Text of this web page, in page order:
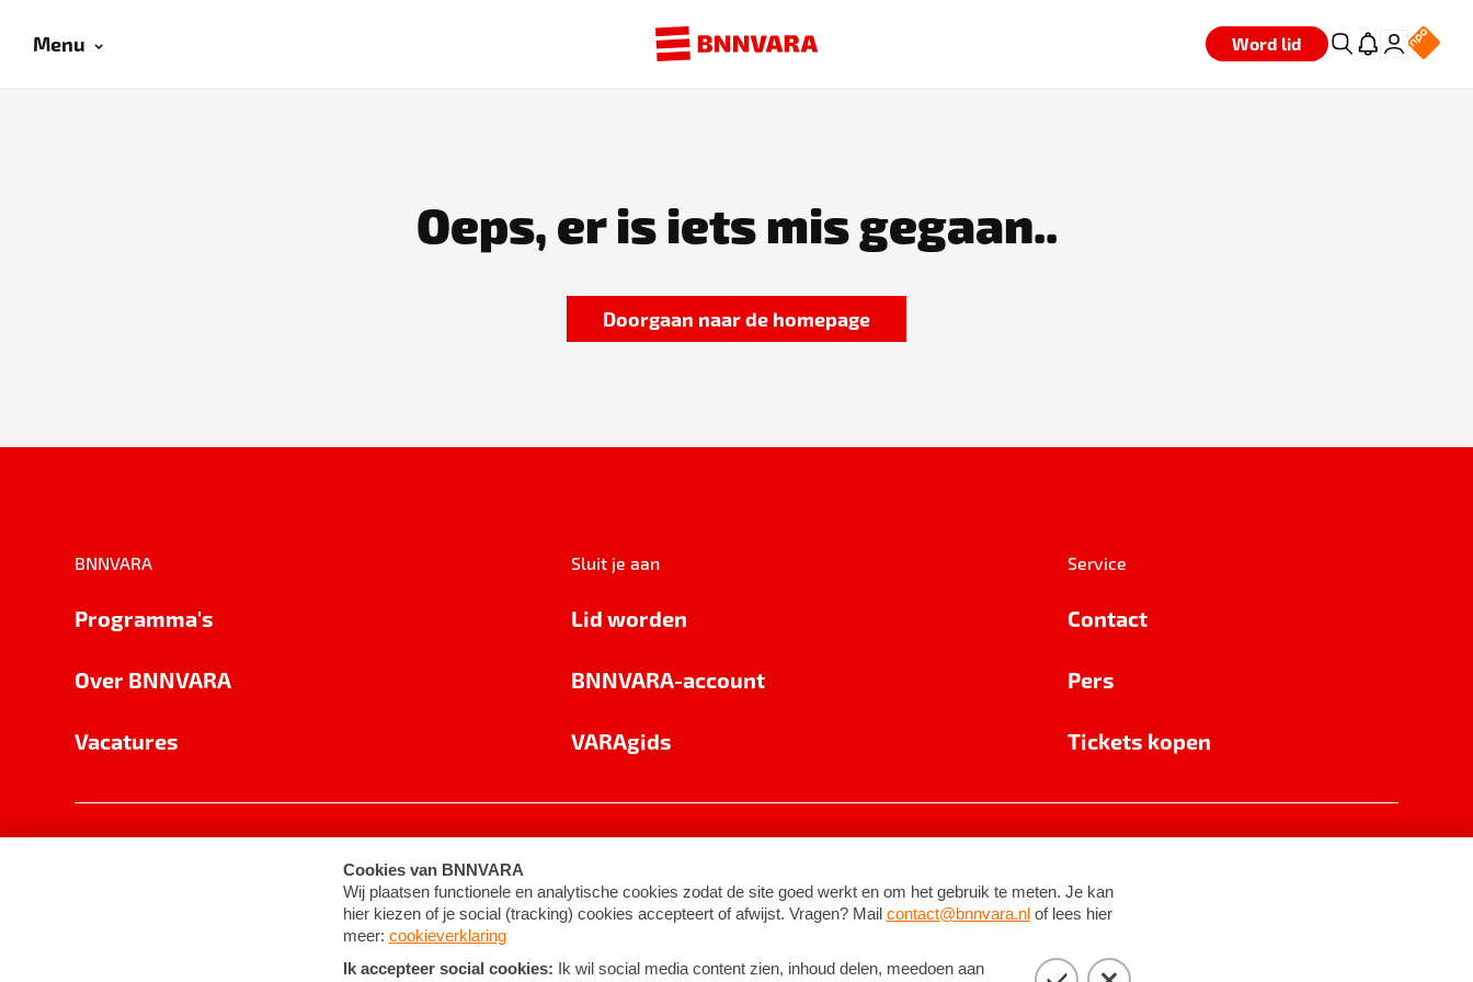
Menu Word lid
Oeps, er is iets mis gegaan..
Doorgaan naar de homepage
BNNVARA
Programma's
Over BNNVARA
Vacatures
Sluit je aan
Lid worden
BNNVARA-account
VARAgids
Service
Contact
Pers
Tickets kopen
Cookie-instellingen Algemene voorwaarden ©2026BNNVARA